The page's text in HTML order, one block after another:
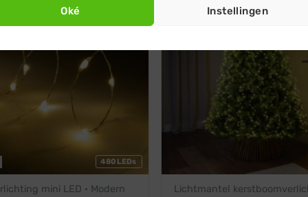
Oké Instellingen
480 LEDs
mini LED · Modern
Lichtmantel